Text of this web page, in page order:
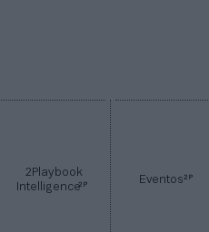
2Playbook
Intelligence2P Eventos2P